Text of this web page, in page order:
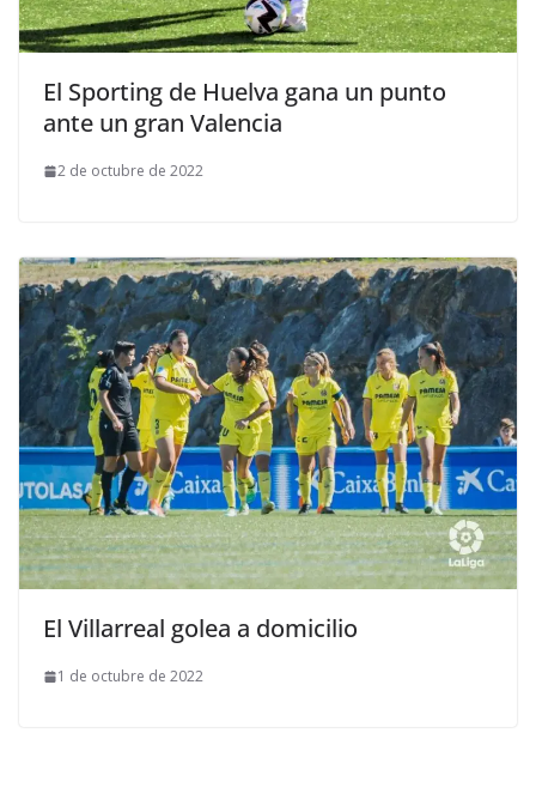
El Sporting de Huelva gana un punto
ante un gran Valencia
2 de octubre de 2022
El Villarreal golea a domicilio
1 de octubre de 2022